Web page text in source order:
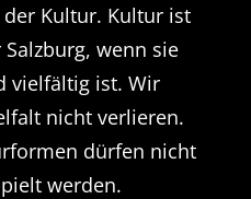
Kultur. Kultur ist
wenn sie
vielfältig ist. Wir
nicht verlieren.
dürfen nicht
werden.